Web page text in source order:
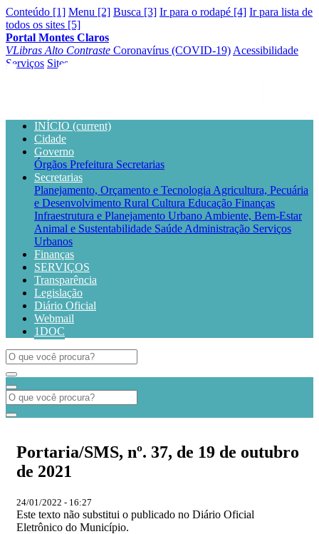
Conteúdo [1] Menu [2] Busca [3] Ir para o rodapé [4] Ir para lista de
todos os sites [5]
Portal Montes Claros
VLibras Alto Contraste Coronavírus (COVID-19) Acessibilidade
Serviços Sites
INÍCIO (current)
Cidade
Governo
Órgãos Prefeitura Secretarias
Secretarias
Planejamento, Orçamento e Tecnologia Agricultura, Pecuária
e Desenvolvimento Rural Cultura Educação Finanças
Infraestrutura e Planejamento Urbano Ambiente, Bem-Estar
Animal e Sustentabilidade Saúde Administração Serviços
Urbanos
Finanças
SERVIÇOS
Transparência
Legislação
Diário Oficial
Webmail
1DOC
Portaria/SMS, nº. 37, de 19 de outubro
de 2021
24/01/2022 - 16:27
Este texto não substitui o publicado no Diário Oficial
Eletrônico do Município.